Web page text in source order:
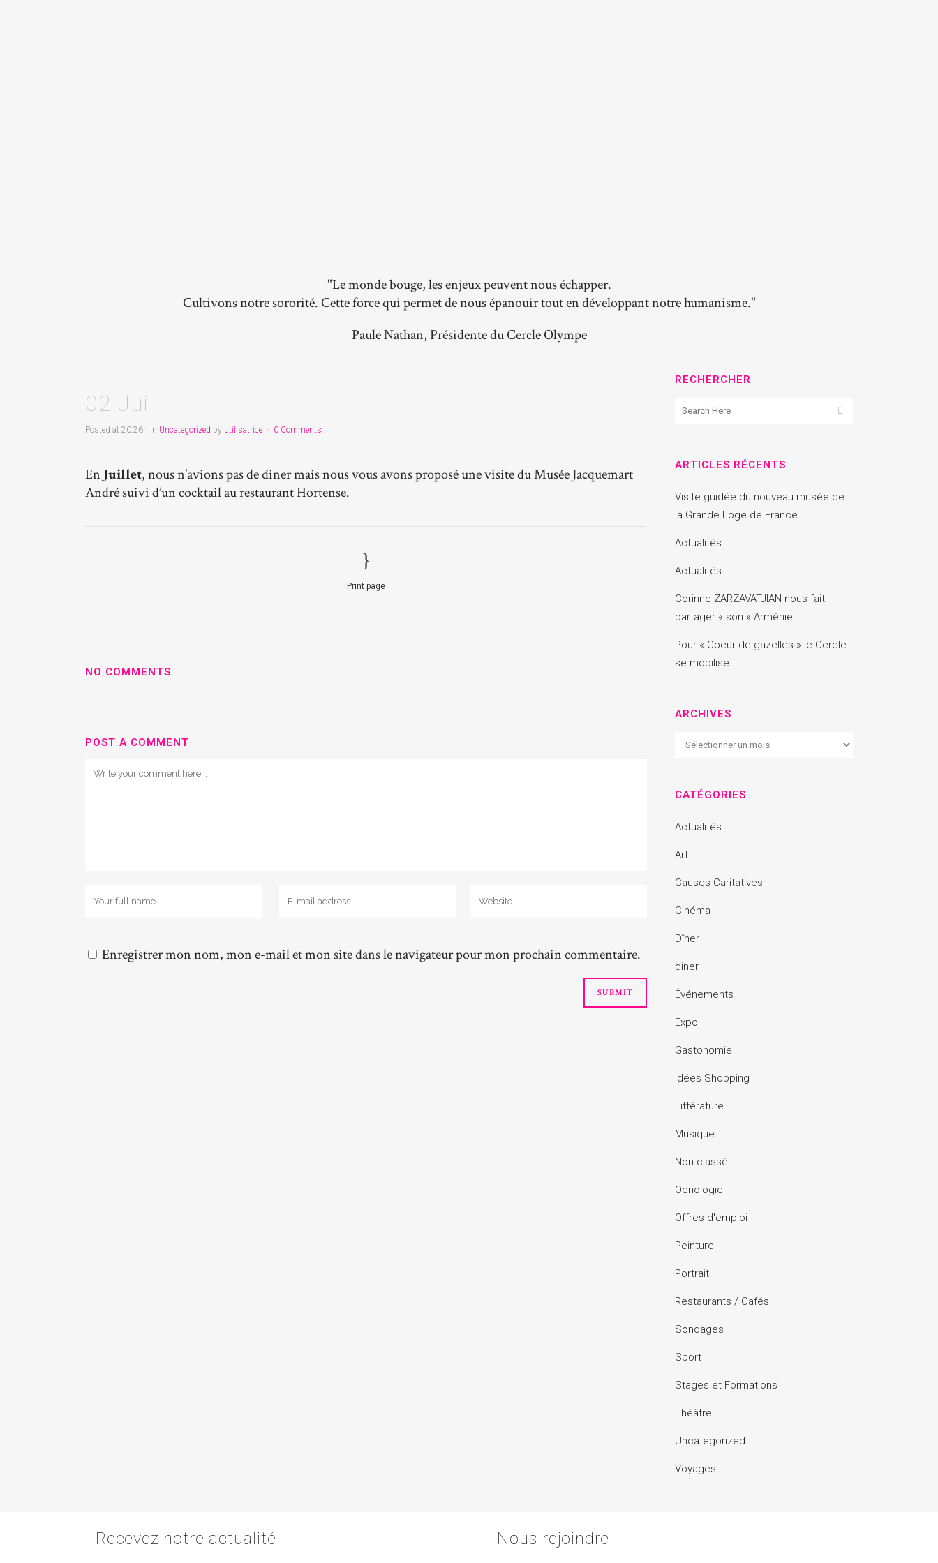
"Le monde bouge, les enjeux peuvent nous échapper.
Cultivons notre sororité. Cette force qui permet de nous épanouir tout en développant notre humanisme."
Paule Nathan, Présidente du Cercle Olympe
02 Juil
Posted at 20:26h in Uncategorized by utilisatrice 0 Comments
En Juillet, nous n’avions pas de diner mais nous vous avons proposé une visite du Musée Jacquemart
André suivi d’un cocktail au restaurant Hortense.
Print page
NO COMMENTS
POST A COMMENT
Enregistrer mon nom, mon e-mail et mon site dans le navigateur pour mon prochain commentaire.
RECHERCHER
ARTICLES RÉCENTS
Visite guidée du nouveau musée de
la Grande Loge de France
Actualités
Actualités
Corinne ZARZAVATJIAN nous fait
partager « son » Arménie
Pour « Coeur de gazelles » le Cercle
se mobilise
ARCHIVES
Archives
CATÉGORIES
Actualités
Art
Causes Caritatives
Cinéma
Dîner
diner
Événements
Expo
Gastonomie
Idées Shopping
Littérature
Musique
Non classé
Oenologie
Offres d'emploi
Peinture
Portrait
Restaurants / Cafés
Sondages
Sport
Stages et Formations
Théâtre
Uncategorized
Voyages
Recevez notre actualité Nous rejoindre